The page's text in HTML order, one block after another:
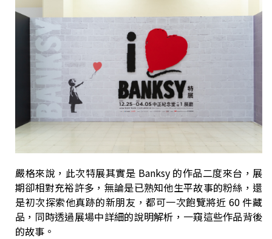
嚴格來說，此次特展其實是 Banksy 的作品二度來台，展
期卻相對充裕許多，無論是已熟知他生平故事的粉絲，還
是初次探索他真跡的新朋友，都可一次飽覽將近 60 件藏
品，同時透過展場中詳細的說明解析，一窺這些作品背後
的故事。